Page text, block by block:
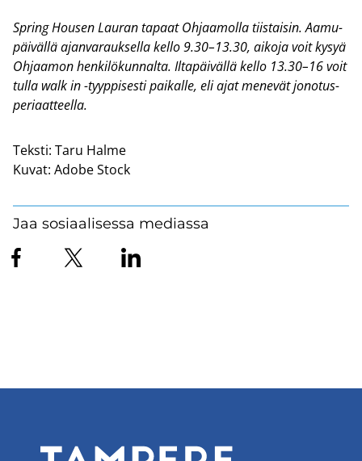
Spring Housen Lau­ran ta­paat Oh­jaa­mol­la tiis­tai­sin. Aa­mu­
päi­väl­lä ajan­va­rauk­sel­la kello 9.30–13.30, ai­ko­ja voit kysyä
Oh­jaa­mon hen­ki­lö­kun­nal­ta. Il­ta­päi­väl­lä kello 13.30–16 voit
tulla walk in -​tyyppisesti pai­kal­le, eli ajat me­ne­vät jo­no­tus­
pe­ri­aat­teel­la.
Teksti: Taru Halme
Kuvat: Adobe Stock
Jaa sosiaalisessa mediassa